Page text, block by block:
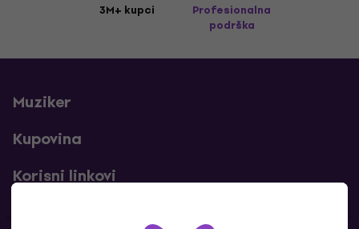
3M+ kupci
Profesionalna
podrška
Muziker
Kupovina
Korisni linkovi